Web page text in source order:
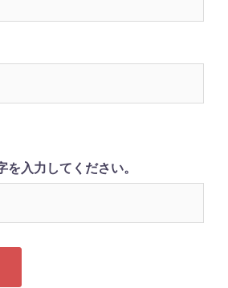
入力してください。